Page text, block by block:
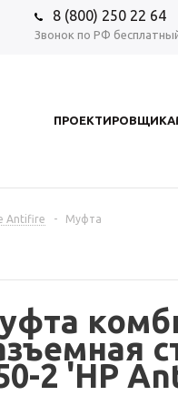
8 (800) 250 22 64
Звонок по РФ
Antifire -
Муфта
2 'НР